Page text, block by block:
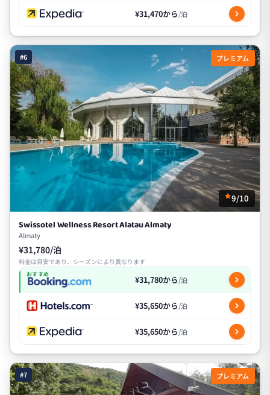
¥31,470から/泊
#6 プレミアム
9/10
Swissotel Wellness Resort Alatau Almaty
Almaty
¥31,780/泊
料金は目安であり、シーズンにより異なります
おすすめ ¥31,780から/泊
¥35,650から/泊
¥35,650から/泊
#7 プレミアム